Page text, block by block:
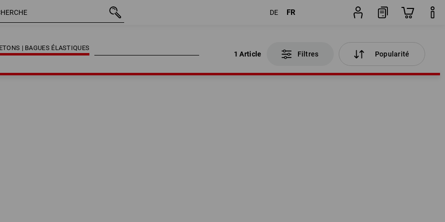
DE FR
| BAGUES ÉLASTIQUES
1 Article Filtres Popularité
| BAGUES ÉLASTIQUES
1 Article Filtres Popularité